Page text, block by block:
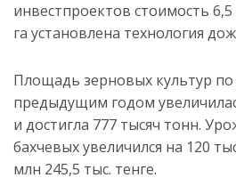
инвестпроектов стоимость
га установлена технология
Площадь зерновых культур
предыдущим годом
и достигла 777 тысяч тонн.
бахчевых увеличился на 120
млн 245,5 тыс. тенге.